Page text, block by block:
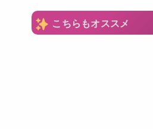
こちらもオススメ